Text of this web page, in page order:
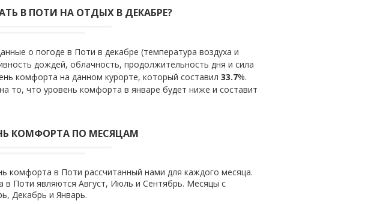
В ПОТИ НА ОТДЫХ В ДЕКАБРЕ?
о погоде в Поти в декабре (температура воздуха и
дождей, облачность, продолжительность дня и сила
комфорта на данном курорте, который составил 33.7%.
то, что уровень комфорта в январе будет ниже и составит
КОМФОРТА ПО МЕСЯЦАМ
комфорта в Поти рассчитанный нами для каждого месяца.
Поти являются Август, Июль и Сентябрь. Месяцы с
Декабрь и Январь.